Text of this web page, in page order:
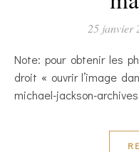
25 janvier
Note: pour obtenir les photos en taille réelle, un petit clic
droit « ouvrir l’image
michael-jackson-